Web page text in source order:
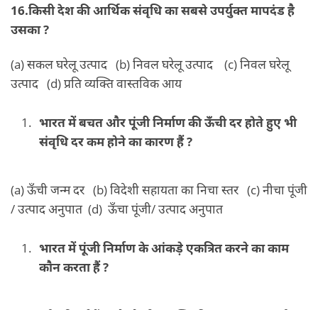
16.किसी देश की आर्थिक संवृधि का सबसे उपर्युक्त मापदंड है
उसका ?
(a) सकल घरेलू उत्पाद (b) निवल घरेलू उत्पाद (c) निवल घरेलू
उत्पाद (d) प्रति व्यक्ति वास्तविक आय
भारत में बचत और पूंजी निर्माण की ऊँची दर होते हुए भी
संवृधि दर कम होने का कारण हैं ?
(a) ऊँची जन्म दर (b) विदेशी सहायता का निचा स्तर (c) नीचा पूंजी
/ उत्पाद अनुपात (d) ऊँचा पूंजी/ उत्पाद अनुपात
भारत में पूंजी निर्माण के आंकड़े एकत्रित करने का काम
कौन करता हैं ?